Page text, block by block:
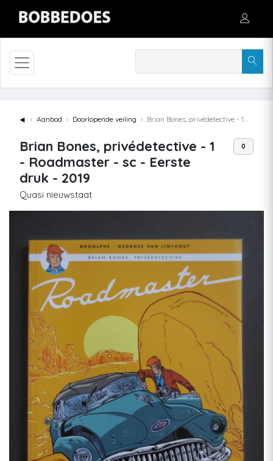
◄ Aanbod Doorlopende veiling Brian Bones, privédetective - 1 - Roadmaster - sc - Eerste druk - 2019
Brian Bones, privédetective - 1
- Roadmaster - sc - Eerste
druk - 2019
Quasi nieuwstaat
0